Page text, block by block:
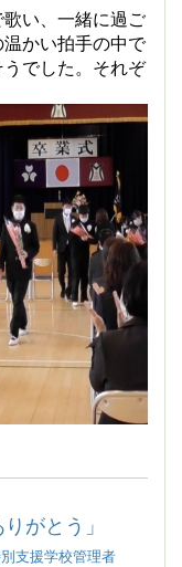
い、一緒に過ご
かい拍手の中で
でした。それぞ
がとう」
支援学校管理者